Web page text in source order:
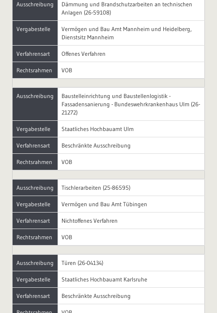
Ausschreibung
Dämmung und Brandschutzarbeiten an technischen
Anlagen (26-59108)
Vergabestelle
Vermögen und Bau Amt Mannheim und Heidelberg,
Dienstsitz Mannheim
Verfahrensart Offenes Verfahren
Rechtsrahmen VOB
Ausschreibung
Baustelleinrichtung und Baustellenlogistik -
Fassadensanierung - Bundeswehrkrankenhaus Ulm (26-
21272)
Vergabestelle Staatliches Hochbauamt Ulm
Verfahrensart Beschränkte Ausschreibung
Rechtsrahmen VOB
Ausschreibung Tischlerarbeiten (25-86595)
Vergabestelle Vermögen und Bau Amt Tübingen
Verfahrensart Nichtoffenes Verfahren
Rechtsrahmen VOB
Ausschreibung Türen (26-04134)
Vergabestelle Staatliches Hochbauamt Karlsruhe
Verfahrensart Beschränkte Ausschreibung